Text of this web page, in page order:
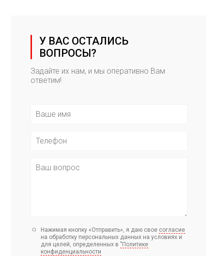
У ВАС ОСТАЛИСЬ
ВОПРОСЫ?
Задайте их нам, и мы оперативно Вам
ответим!
Нажимая кнопку «Отправить», я даю свое согласие
на обработку персональных данных на условиях и
для целей, определенных в "Политике
конфиденциальности